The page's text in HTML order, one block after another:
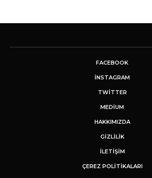
FACEBOOK
INSTAGRAM
TWITTER
MEDIUM
HAKKIMIZDA
GİZLİLİK
İLETIŞIM
ÇEREZ POLITIKALARI